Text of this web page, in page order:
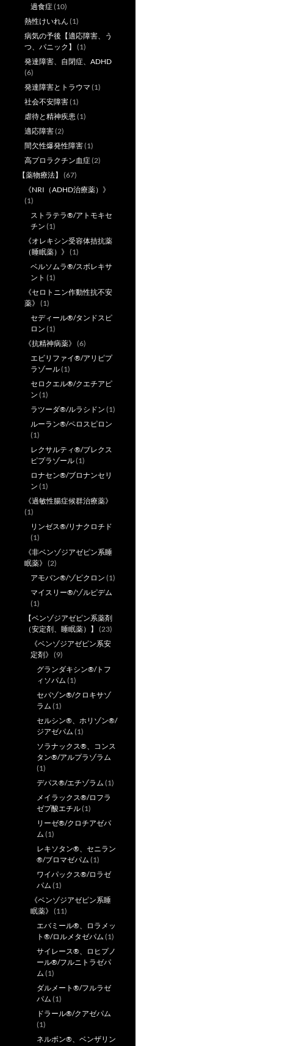
過食症(10)
熱性けいれん (1)
病気の予後【適応障害、う
つ、パニック】
(1)
発達障害、自閉症、ADHD
(6)
発達障害とトラウマ (1)
社会不安障害(1)
虐待と精神疾患 (1)
適応障害(2)
間欠性爆発性障害(1)
高プロラクチン血症(2)
【薬物療法】
(67)
《NRI（ADHD治療薬）》
(1)
ストラテラ®/アトモキセ
チン (1)
《オレキシン受容体拮抗薬
（睡眠薬）》 (1)
ベルソムラ®/スボレキサ
ント (1)
《セロトニン作動性抗不安
薬》 (1)
セディール®/タンドスピ
ロン (1)
《抗精神病薬》 (6)
エビリファイ®/アリピプ
ラゾール(1)
セロクエル®/クエチアピ
ン (1)
ラツーダ®/ルラシドン (1)
ルーラン®/ペロスピロン
(1)
レクサルティ®/ブレクス
ピプラゾール(1)
ロナセン®/ブロナンセリ
ン (1)
《過敏性腸症候群治療薬》
(1)
リンゼス®/リナクロチド
(1)
《非ベンゾジアゼピン系睡
眠薬》 (2)
アモバン®/ゾピクロン (1)
マイスリー®/ゾルピデム
(1)
【ベンゾジアゼピン系薬剤
（安定剤、睡眠薬）】
(23)
《ベンゾジアゼピン系安
定剤》 (9)
グランダキシン®/トフ
ィソパム (1)
セパゾン®/クロキサゾ
ラム (1)
セルシン®、ホリゾン®/
ジアゼパム (1)
ソラナックス®、コンス
タン®/アルプラゾラム
(1)
デパス®/エチゾラム (1)
メイラックス®/ロフラ
ゼプ酸エチル(1)
リーゼ®/クロチアゼパ
ム (1)
レキソタン®、セニラン
®/ブロマゼパム (1)
ワイパックス®/ロラゼ
パム (1)
《ベンゾジアゼピン系睡
眠薬》 (11)
エバミール®、ロラメッ
ト®/ロルメタゼパム (1)
サイレース®、ロヒプノ
ール®/フルニトラゼパ
ム (1)
ダルメート®/フルラゼ
パム (1)
ドラール®/クアゼパム
(1)
ネルボン®、ベンザリン